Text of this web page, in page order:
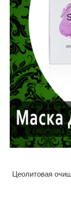
Цеолитовая